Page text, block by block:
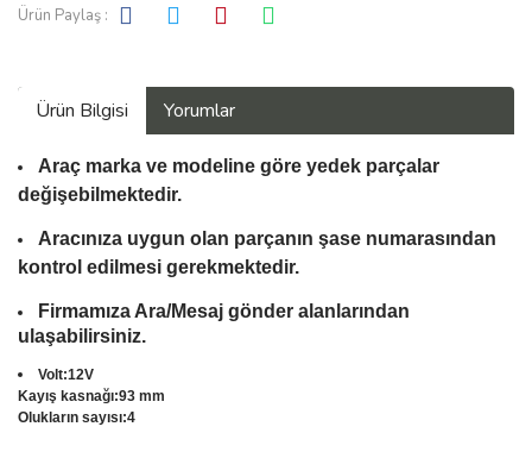
Ürün Paylaş :
Ürün Bilgisi Yorumlar
Araç marka ve modeline göre yedek parçalar
değişebilmektedir.
Aracınıza uygun olan parçanın şase numarasından
kontrol edilmesi gerekmektedir.
Firmamıza Ara/Mesaj gönder alanlarından
ulaşabilirsiniz.
Volt:12V
Kayış kasnağı:93 mm
Olukların sayısı:4